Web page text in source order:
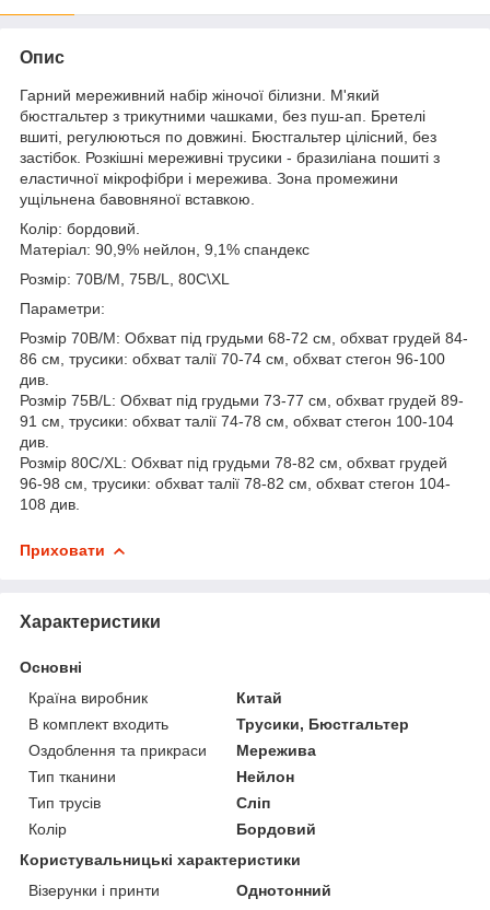
Опис
Гарний мереживний набір жіночої білизни. М'який
бюстгальтер з трикутними чашками, без пуш-ап. Бретелі
вшиті, регулюються по довжині. Бюстгальтер цілісний, без
застібок. Розкішні мереживні трусики - бразиліана пошиті з
еластичної мікрофібри і мережива. Зона промежини
ущільнена бавовняної вставкою.
Колір: бордовий.
Матеріал: 90,9% нейлон, 9,1% спандекс
Розмір: 70В/М, 75B/L, 80С\ХL
Параметри:
Розмір 70B/M: Обхват під грудьми 68-72 см, обхват грудей 84-
86 см, трусики: обхват талії 70-74 см, обхват стегон 96-100
див.
Розмір 75B/L: Обхват під грудьми 73-77 см, обхват грудей 89-
91 см, трусики: обхват талії 74-78 см, обхват стегон 100-104
див.
Розмір 80C/XL: Обхват під грудьми 78-82 см, обхват грудей
96-98 см, трусики: обхват талії 78-82 см, обхват стегон 104-
108 див.
Приховати
Характеристики
Основні
Країна виробник
Китай
В комплект входить
Трусики, Бюстгальтер
Оздоблення та прикраси
Мережива
Тип тканини
Нейлон
Тип трусів
Сліп
Колір
Бордовий
Користувальницькі характеристики
Візерунки і принти
Однотонний